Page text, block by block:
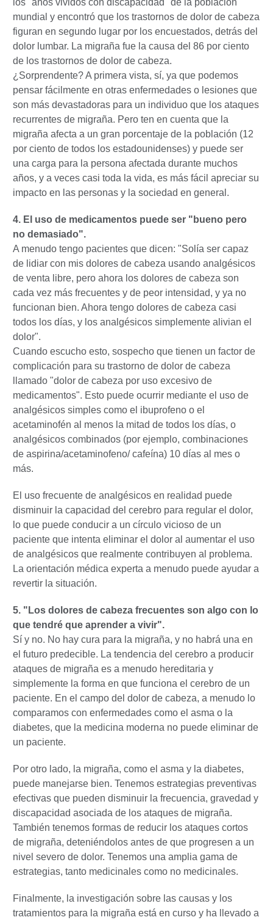
mundial y encontró que los trastornos de dolor de cabeza
figuran en segundo lugar por los encuestados, detrás del
dolor lumbar. La migraña fue la causa del 86 por ciento
de los trastornos de dolor de cabeza.
¿Sorprendente? A primera vista, sí, ya que podemos
pensar fácilmente en otras enfermedades o lesiones que
son más devastadoras para un individuo que los ataques
recurrentes de migraña. Pero ten en cuenta que la
migraña afecta a un gran porcentaje de la población (12
por ciento de todos los estadounidenses) y puede ser
una carga para la persona afectada durante muchos
años, y a veces casi toda la vida, es más fácil apreciar su
impacto en las personas y la sociedad en general.
4. El uso de medicamentos puede ser "bueno pero
no demasiado".
A menudo tengo pacientes que dicen: "Solía ​​ser capaz
de lidiar con mis dolores de cabeza usando analgésicos
de venta libre, pero ahora los dolores de cabeza son
cada vez más frecuentes y de peor intensidad, y ya no
funcionan bien. Ahora tengo dolores de cabeza casi
todos los días, y los analgésicos simplemente alivian el
dolor".
Cuando escucho esto, sospecho que tienen un factor de
complicación para su trastorno de dolor de cabeza
llamado "dolor de cabeza por uso excesivo de
medicamentos". Esto puede ocurrir mediante el uso de
analgésicos simples como el ibuprofeno o el
acetaminofén al menos la mitad de todos los días, o
analgésicos combinados (por ejemplo, combinaciones
de aspirina/acetaminofeno/ cafeína) 10 días al mes o
más.
El uso frecuente de analgésicos en realidad puede
disminuir la capacidad del cerebro para regular el dolor,
lo que puede conducir a un círculo vicioso de un
paciente que intenta eliminar el dolor al aumentar el uso
de analgésicos que realmente contribuyen al problema.
La orientación médica experta a menudo puede ayudar a
revertir la situación.
5. "Los dolores de cabeza frecuentes son algo con lo
que tendré que aprender a vivir".
Sí y no. No hay cura para la migraña, y no habrá una en
el futuro predecible. La tendencia del cerebro a producir
ataques de migraña es a menudo hereditaria y
simplemente la forma en que funciona el cerebro de un
paciente. En el campo del dolor de cabeza, a menudo lo
comparamos con enfermedades como el asma o la
diabetes, que la medicina moderna no puede eliminar de
un paciente.
Por otro lado, la migraña, como el asma y la diabetes,
puede manejarse bien. Tenemos estrategias preventivas
efectivas que pueden disminuir la frecuencia, gravedad y
discapacidad asociada de los ataques de migraña.
También tenemos formas de reducir los ataques cortos
de migraña, deteniéndolos antes de que progresen a un
nivel severo de dolor. Tenemos una amplia gama de
estrategias, tanto medicinales como no medicinales.
Finalmente, la investigación sobre las causas y los
tratamientos para la migraña está en curso y ha llevado a